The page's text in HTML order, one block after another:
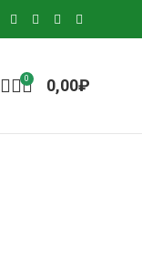
0 0,00₽